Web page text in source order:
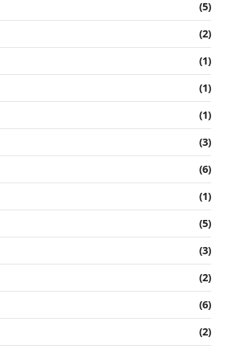
(5)
(2)
(1)
(1)
(1)
(3)
(6)
(1)
(5)
(3)
(2)
(6)
(2)